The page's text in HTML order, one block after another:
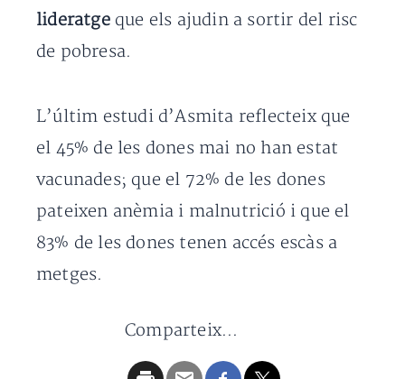
lideratgeque els ajudin a sortir del risc
de pobresa.
L’últim estudi d’Asmita reflecteix que
el 45% de les dones mai no han estat
vacunades; que el 72% de les dones
pateixen anèmia i malnutrició i que el
83% de les dones tenen accés escàs a
metges.
Comparteix...